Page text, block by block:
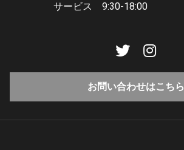
サービス 9:30-18:00
お問い合わせはこちら